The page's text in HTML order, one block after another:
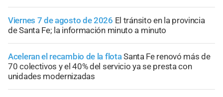
Viernes 7 de agosto de 2026 El tránsito en la provincia
de Santa Fe; la información minuto a minuto
Aceleran el recambio de la flotaSanta Fe renovó más de
70 colectivos y el 40% del servicio ya se presta con
unidades modernizadas